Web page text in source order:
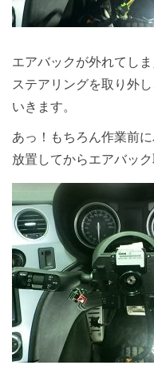
エアバックが外れてし
ステアリングを取り外
いきます。
あっ！もちろん作業前
放置してからエアバック